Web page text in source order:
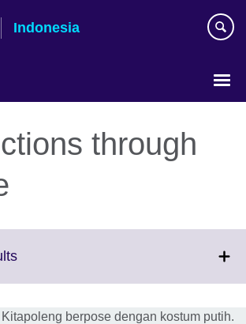
Indonesia
through
Click
More